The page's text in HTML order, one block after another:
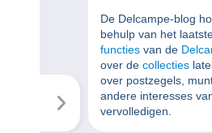
De Delcampe-blog
behulp van het
functies van de
over de collecties
over postzegels,
andere interesses
vervolledigen.